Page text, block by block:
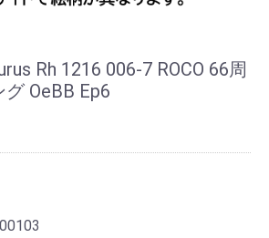
Rh 1216 006-7 ROCO 66周
OeBB Ep6